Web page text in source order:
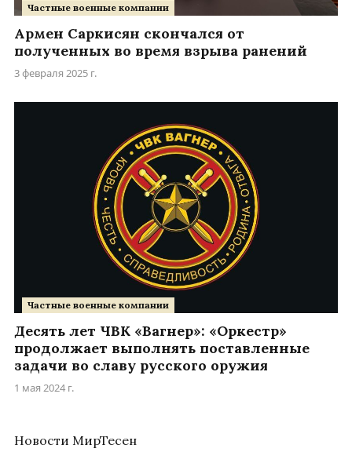
Частные военные компании
Армен Саркисян скончался от
полученных во время взрыва ранений
3 февраля 2025 г.
Частные военные компании
Десять лет ЧВК «Вагнер»: «Оркестр»
продолжает выполнять поставленные
задачи во славу русского оружия
1 мая 2024 г.
Новости МирТесен